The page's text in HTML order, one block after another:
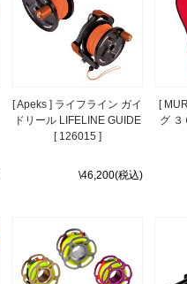
[ Apeks ] ライフライン ガイ
ドリール LIFELINE GUIDE
[ 126015 ]
\46,200(税込)
[
グ ３